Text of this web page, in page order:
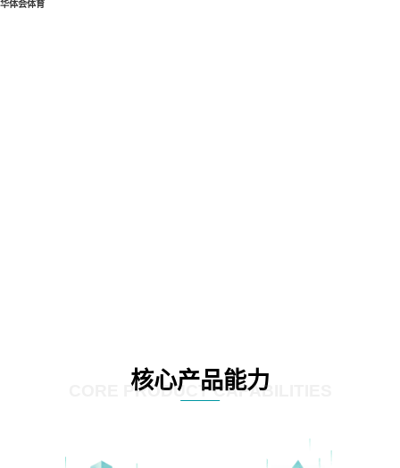
华体会体育
核心产品能力
CORE PRODUCT CAPABILITIES